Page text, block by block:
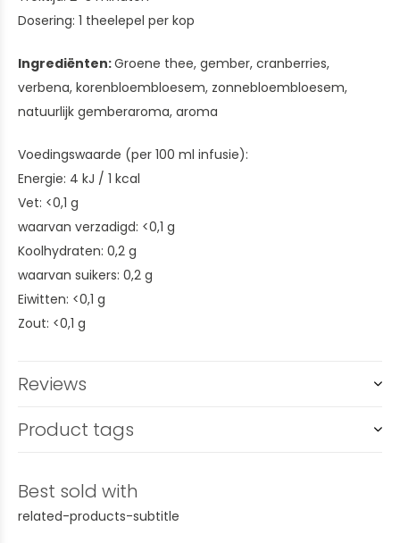
Dosering: 1 theelepel per kop
Ingrediënten:Groene thee, gember, cranberries,
verbena, korenbloembloesem, zonnebloembloesem,
natuurlijk gemberaroma, aroma
Voedingswaarde (per 100 ml infusie):
Energie: 4 kJ / 1 kcal
Vet: <0,1 g
waarvan verzadigd: <0,1 g
Koolhydraten: 0,2 g
waarvan suikers: 0,2 g
Eiwitten: <0,1 g
Zout: <0,1 g
Reviews
Product tags
Best sold with
related-products-subtitle